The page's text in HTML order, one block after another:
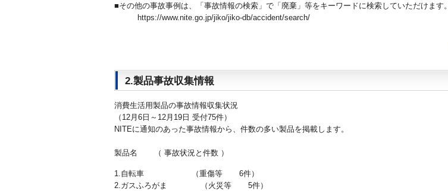
■その他の事故事例は、「事故情報の検索」で「廃棄」等をキーワードに検索していただけます。
https://www.nite.go.jp/jiko/jiko-db/accident/search/
2.製品事故収集情報
消費生活用製品の事故情報収集状況
（12月6日～12月19日 受付75件）
NITEに通知のあった事故情報から、件数の多い製品を掲載します。
製品名 （ 事故状況と件数 ）
1.自転車 （重傷等 6件）
2.ガスふろがま （火災等 5件）